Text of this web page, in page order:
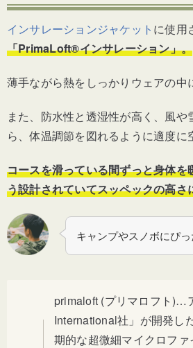
インサレーションジャケット に使用
「PrimaLoft®インサレーション」。
薄手ながら熱をしっかりウェアの中
また、防水性と透湿性が高く、風
ら、体温調節を図れるように適度に
コースを滑っている間ずっと身体を
う設計されていてスッペックの高さ
キャンプやスノボにぴっ
primaloft (プリマロフト)…
International社」が開発し
期的な超微細マイクロフ